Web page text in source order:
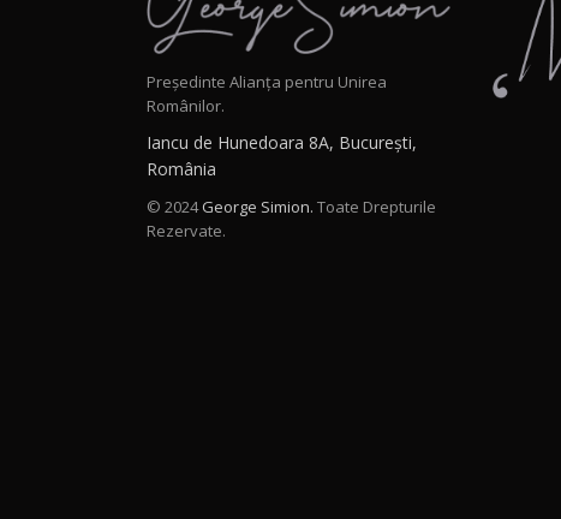
Președinte Alianța pentru Unirea
Românilor.
Iancu de Hunedoara 8A, București,
România
© 2024George Simion. Toate Drepturile
Rezervate.